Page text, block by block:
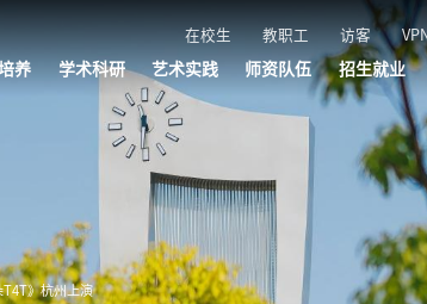
在校生 教职工 访客 VPN
养
学术科研
艺术实践
艺术品牌
演出活动
文艺轻骑兵
浙音直播
师资队伍
招生就业
招生网
就业网
T4T》杭州上演